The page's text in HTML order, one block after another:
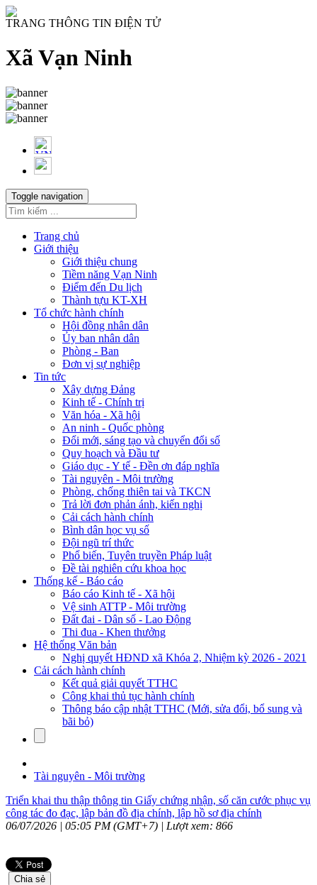
TRANG THÔNG TIN ĐIỆN TỬ
Xã Vạn Ninh
Toggle navigation
Trang chủ
Giới thiệu
Giới thiệu chung
Tiềm năng Vạn Ninh
Điểm đến Du lịch
Thành tựu KT-XH
Tổ chức hành chính
Hội đồng nhân dân
Ủy ban nhân dân
Phòng - Ban
Đơn vị sự nghiệp
Tin tức
Xây dựng Đảng
Kinh tế - Chính trị
Văn hóa - Xã hội
An ninh - Quốc phòng
Đổi mới, sáng tạo và chuyển đổi số
Quy hoạch và Đầu tư
Giáo dục - Y tế - Đền ơn đáp nghĩa
Tài nguyên - Môi trường
Phòng, chống thiên tai và TKCN
Trả lời đơn phản ánh, kiến nghị
Cải cách hành chính
Bình dân học vụ số
Đội ngũ trí thức
Phổ biến, Tuyên truyền Pháp luật
Đề tài nghiên cứu khoa học
Thống kế - Báo cáo
Báo cáo Kinh tế - Xã hội
Vệ sinh ATTP - Môi trường
Đất đai - Dân số - Lao Động
Thi đua - Khen thưởng
Hệ thống Văn bản
Nghị quyết HĐND xã Khóa 2, Nhiệm kỳ 2026 - 2021
Cải cách hành chính
Kết quả giải quyết TTHC
Công khai thủ tục hành chính
Thông báo cập nhật TTHC (Mới, sửa đổi, bổ sung và
bãi bỏ)
Tài nguyên - Môi trường
Triển khai thu thập thông tin Giấy chứng nhận, số căn cước phục vụ
công tác đo đạc, lập bản đồ địa chính, lập hồ sơ địa chính
06/07/2026 | 05:05 PM (GMT+7) | Lượt xem: 866
Chia sẻ